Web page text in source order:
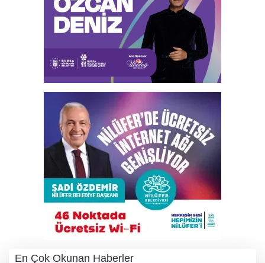
En Çok Okunan Haberler